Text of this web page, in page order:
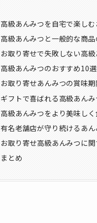
高級あんみつを自宅で楽し
高級あんみつと一般的な商
お取り寄せで失敗しない高
高級あんみつのおすすめ10
お取り寄せあんみつの賞味
ギフトで喜ばれる高級あん
高級あんみつをより美味し
有名老舗店が守り続けるあ
お取り寄せ高級あんみつに
まとめ